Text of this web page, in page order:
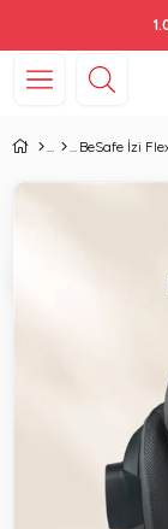
BeSafe İzi